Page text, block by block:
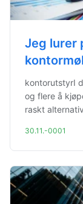
Jeg lurer
kontorutstyrI
og flere å
raskt
30.11.-0001